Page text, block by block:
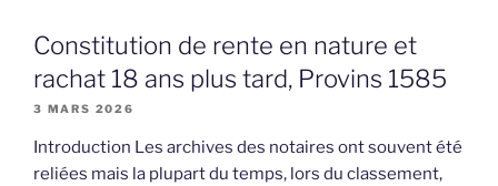
Constitution de rente en nature et
rachat 18 ans plus tard, Provins 1585
3 MARS 2026
Introduction Les archives des notaires ont souvent été
reliées mais la plupart du temps, lors du classement,